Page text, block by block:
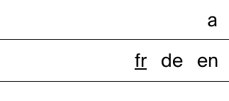
a
fr de en